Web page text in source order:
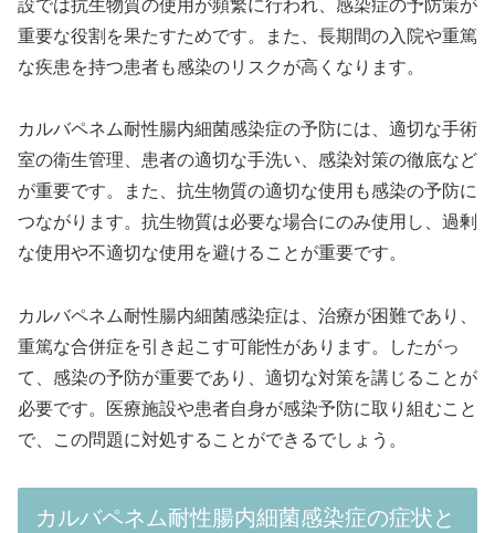
設では抗生物質の使用が頻繁に行われ、感染症の予防策が
重要な役割を果たすためです。また、長期間の入院や重篤
な疾患を持つ患者も感染のリスクが高くなります。
カルバペネム耐性腸内細菌感染症の予防には、適切な手術
室の衛生管理、患者の適切な手洗い、感染対策の徹底など
が重要です。また、抗生物質の適切な使用も感染の予防に
つながります。抗生物質は必要な場合にのみ使用し、過剰
な使用や不適切な使用を避けることが重要です。
カルバペネム耐性腸内細菌感染症は、治療が困難であり、
重篤な合併症を引き起こす可能性があります。したがっ
て、感染の予防が重要であり、適切な対策を講じることが
必要です。医療施設や患者自身が感染予防に取り組むこと
で、この問題に対処することができるでしょう。
カルバペネム耐性腸内細菌感染症の症状と